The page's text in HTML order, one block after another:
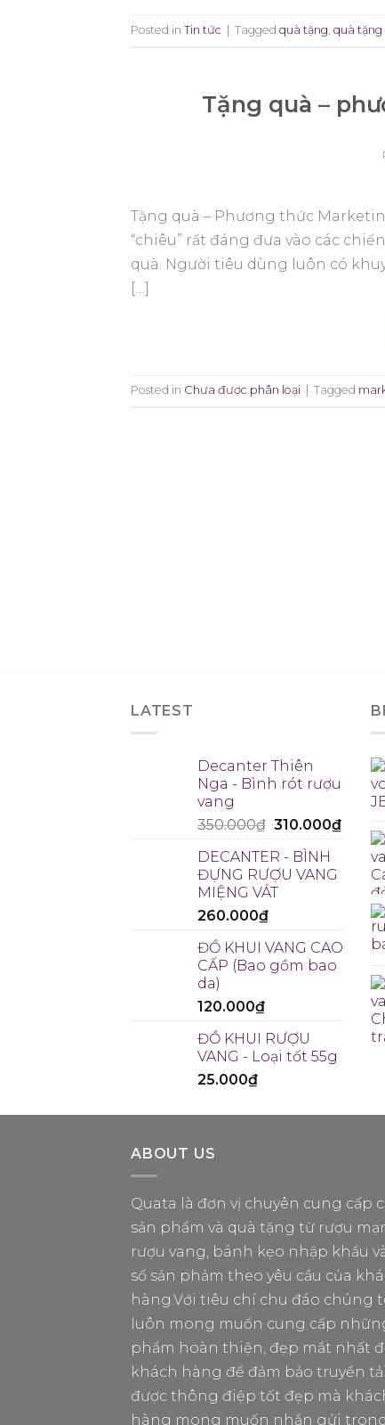
Posted in Tin tức Tagged quà tặng quà tặng
Tặng quà –
Tặng quà – Phương thức
“chiêu” rất đáng đưa vào các
quà. Người tiêu dùng luôn có
[…]
Posted in Chưa được phân loại Tagged
LATEST
Decanter Thiên
Nga - Bình rót rượu
vang
350.000₫ 310.000₫
DECANTER - BÌNH
ĐỰNG RƯỢU VANG
MIỆNG VÁT
260.000₫
ĐỒ KHUI VANG CAO
CẤP (Bao gồm bao
da)
120.000₫
ĐỒ KHUI RƯỢU
VANG - Loại tốt 55g
25.000₫
ABOUT US
Quata là đơn vị chuyên cung cấp
sản phẩm và quà tặng từ rượu
rượu vang, bánh kẹo nhập khẩu
số sản phảm theo yêu cầu của
hàng.Với tiêu chí chu đáo chúng
luôn mong muốn cung cấp
phẩm hoàn thiện, đẹp mắt nhất
khách hàng để đảm bảo truyển tải
được thông điệp tốt đẹp mà
hàng mong muốn nhắn gửi